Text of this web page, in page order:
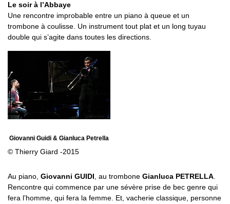
Le soir à l’Abbaye
Une rencontre improbable entre un piano à queue et un
trombone à coulisse. Un instrument tout plat et un long tuyau
double qui s’agite dans toutes les directions.
Giovanni Guidi & Gianluca Petrella
© Thierry Giard -2015
Au piano, Giovanni GUIDI , au trombone Gianluca PETRELLA
Rencontre qui commence par une sévère prise de bec genre qui
fera l’homme, qui fera la femme. Et, vacherie classique, personne